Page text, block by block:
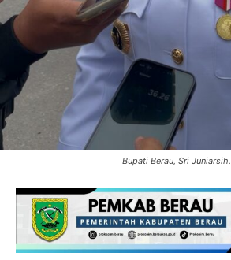
Bupati Berau, Sri Juniarsih.